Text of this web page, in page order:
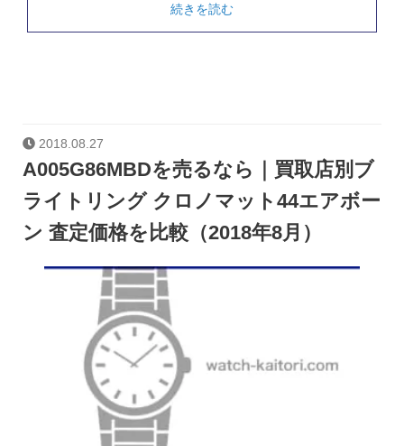
続きを読む
2018.08.27
A005G86MBDを売るなら｜買取店別ブ
ライトリング クロノマット44エアボー
ン 査定価格を比較（2018年8月）